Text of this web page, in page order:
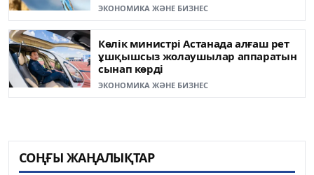
ЭКОНОМИКА ЖӘНЕ БИЗНЕС
Көлік министрі Астанада алғаш рет
ұшқышсыз жолаушылар аппаратын
сынап көрді
ЭКОНОМИКА ЖӘНЕ БИЗНЕС
СОҢҒЫ ЖАҢАЛЫҚТАР